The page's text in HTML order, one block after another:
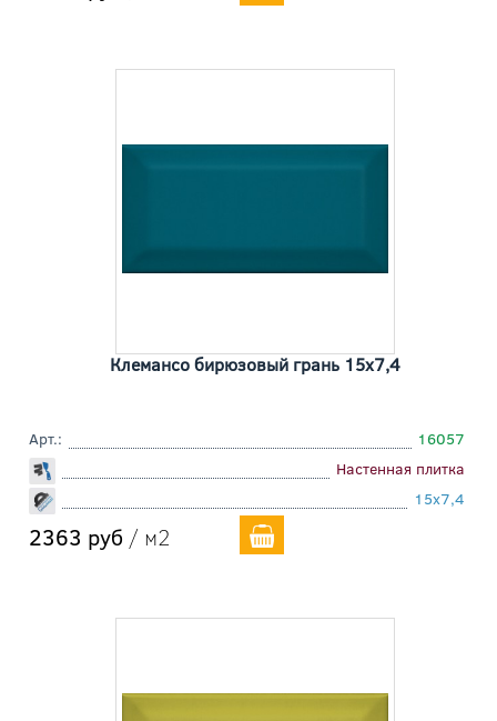
Клемансо бирюзовый грань 15x7,4
Арт.:
16057
Настенная плитка
15x7,4
2363 руб / м2